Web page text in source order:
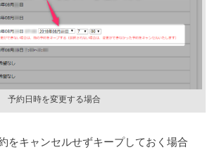
予約日時を変更する場合
をキャンセルせずキープしておく場合